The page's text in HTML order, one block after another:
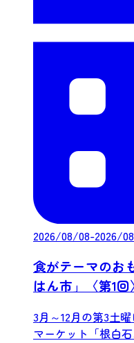
2026/08/08-2026/
食がテーマのお
はん市」〈第1回
3月～12月の第3土
マーケット「根白